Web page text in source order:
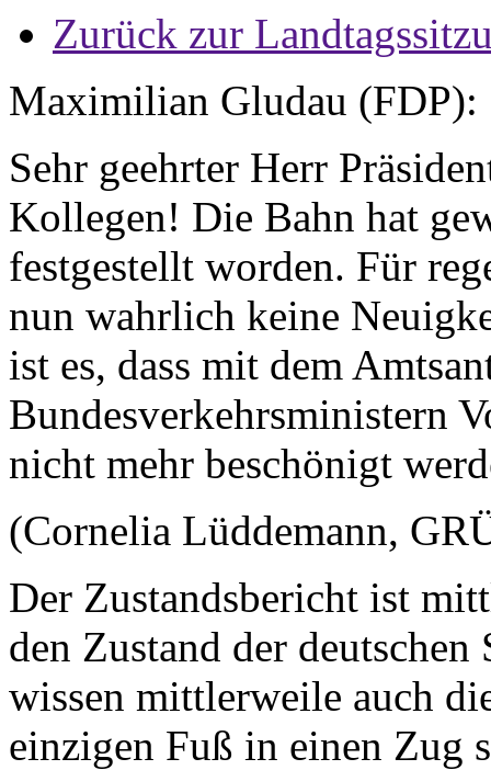
Zurück zur
Maximilian Gludau (FDP):
Sehr geehrter Herr
Kollegen! Die Bahn hat
festgestellt worden. Für
nun wahrlich keine
ist es, dass mit dem
Bundesverkehrsministern
nicht mehr beschönigt
(Cornelia Lüddemann,
Der Zustandsbericht ist
den Zustand der
wissen mittlerweile auch
einzigen Fuß in einen Zug